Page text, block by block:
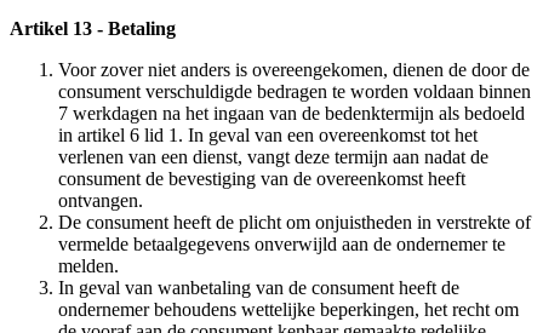
Artikel 13 - Betaling
Voor zover niet anders is overeengekomen, dienen de door de
consument verschuldigde bedragen te worden voldaan binnen
7 werkdagen na het ingaan van de bedenktermijn als bedoeld
in artikel 6 lid 1. In geval van een overeenkomst tot het
verlenen van een dienst, vangt deze termijn aan nadat de
consument de bevestiging van de overeenkomst heeft
ontvangen.
De consument heeft de plicht om onjuistheden in verstrekte of
vermelde betaalgegevens onverwijld aan de ondernemer te
melden.
In geval van wanbetaling van de consument heeft de
ondernemer behoudens wettelijke beperkingen, het recht om